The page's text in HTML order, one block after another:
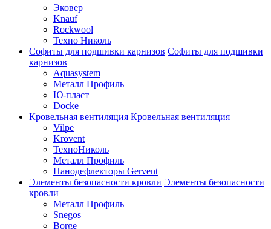
Эковер
Knauf
Rockwool
Техно Николь
Софиты для подшивки карнизов Софиты для подшивки
карнизов
Aquasystem
Металл Профиль
Ю-пласт
Docke
Кровельная вентиляция Кровельная вентиляция
Vilpe
Krovent
ТехноНиколь
Металл Профиль
Нанодефлекторы Gervent
Элементы безопасности кровли Элементы безопасности
кровли
Металл Профиль
Snegos
Borge